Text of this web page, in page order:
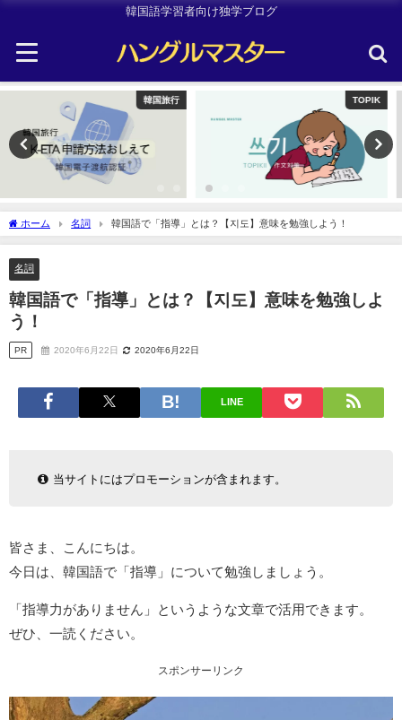
韓国語学習者向け独学ブログ
TOPIK Other
ホーム 名詞 韓国語で「指導」とは？【지도】意味を勉強しよう！
名詞
韓国語で「指導」とは？【지도】意味を勉強しよ
う！
PR 2020年6月22日 2020年6月22日
LINE
当サイトにはプロモーションが含まれます。
皆さま、こんにちは。
今日は、韓国語で「指導」について勉強しましょう。
「指導力がありません」というような文章で活用できます。
ぜひ、一読ください。
スポンサーリンク